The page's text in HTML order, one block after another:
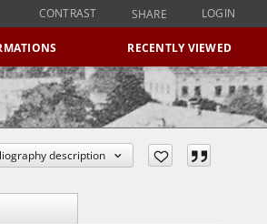
CONTRAST SHARE LOGIN
RECENTLY VIEWED
description